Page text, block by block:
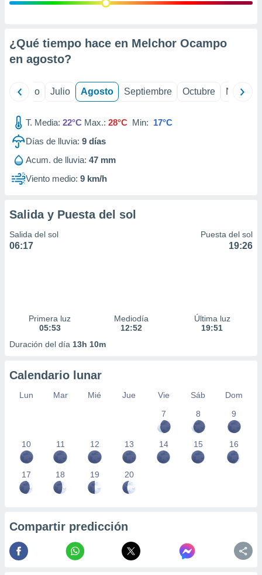
e
mediante
publicidad
de
1199
¿Qué tiempo hace en Melchor Ocampo
en agosto?
Junio Julio Agosto Septiembre Octubre
T. Media: 22°C Max.: 28°C Min: 17°C
Días de lluvia: 9 días
Acum. de lluvia: 47 mm
Viento medio: 9 km/h
Salida y Puesta del sol
Salida del sol
06:17
Puesta del sol
19:26
Primera luz
05:53
Mediodía
12:52
Última luz
19:51
Duración del día 13h 10m
Calendario lunar
Lun Mar Mié Jue Vie Sáb
Dom
7
8 9
10 11 12 13 14 15 16
17 18 19 20
Compartir predicción